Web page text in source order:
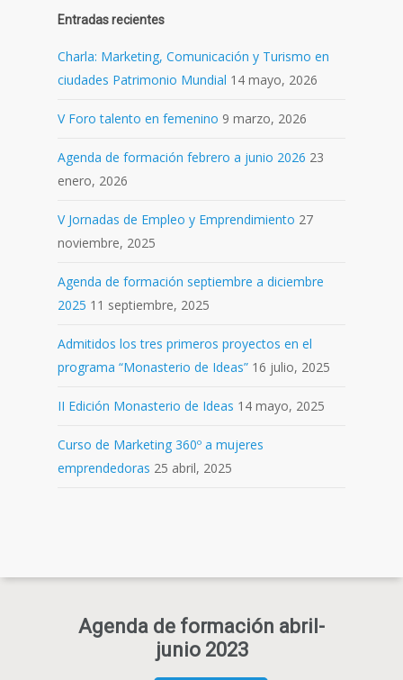
Entradas recientes
Charla: Marketing, Comunicación y Turismo en
ciudades Patrimonio Mundial 14 mayo, 2026
V Foro talento en femenino 9 marzo, 2026
Agenda de formación febrero a junio 2026 23
enero, 2026
V Jornadas de Empleo y Emprendimiento 27
noviembre, 2025
Agenda de formación septiembre a diciembre
2025 11 septiembre, 2025
Admitidos los tres primeros proyectos en el
programa “Monasterio de Ideas” 16 julio, 2025
II Edición Monasterio de Ideas 14 mayo, 2025
Curso de Marketing 360º a mujeres
emprendedoras 25 abril, 2025
Agenda de formación abril-
junio 2023